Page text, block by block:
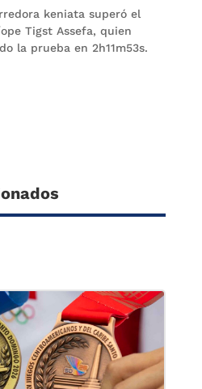
keniata superó el
Tigst Assefa, quien
la prueba en 2h11m53s.